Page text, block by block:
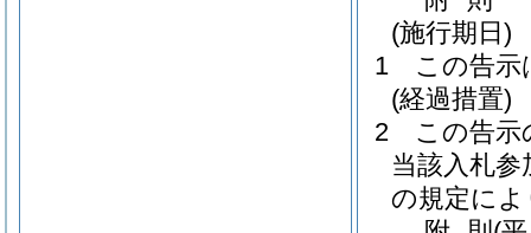
(施行期日)
1
この告示
(経過措置)
2
この告示
当該入札
の規定に